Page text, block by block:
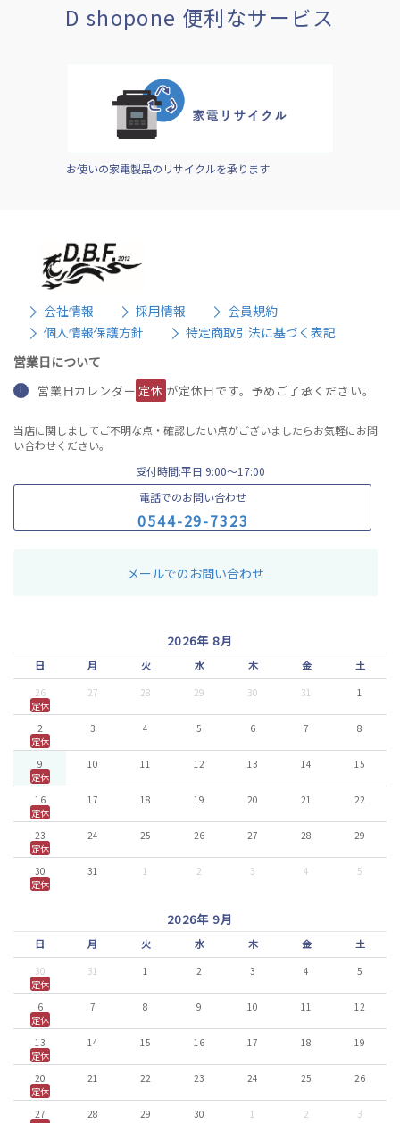
D shopone 便利なサービス
お使いの家電製品のリサイクルを承ります
会社情報 採用情報
会員規約
個人情報保護方針
特定商取引法に基づく表記
営業日について
! 営業日カレンダー 定休 が定休日です。予めご了承ください。
当店に関しましてご不明な点・確認したい点がございましたらお気軽にお問
い合わせください。
受付時間:平日 9:00〜17:00
電話でのお問い合わせ
0544-29-7323
メールでのお問い合わせ
2026年 8月
日 月 火 水 木 金 土
26 27 28 29 30 31
1
定休
2
3 4 5 6 7
8
定休
9
10 11 12 13 14
15
定休
16
17 18 19 20 21
22
定休
23
24 25 26 27 28
29
定休
30
31 1 2 3 4
5
定休
2026年 9月
日 月 火 水 木 金 土
30 31 1 2 3 4
5
定休
6
7 8 9 10 11
12
定休
13
14 15 16 17 18
19
定休
20
21 22 23 24 25
26
定休
27
28 29 30 1 2
3